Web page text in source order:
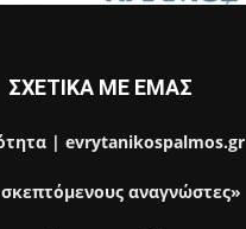
ΣΧΕΤΙΚΑ ΜΕ ΕΜΑΣ
| evrytanikospalmos.gr
αναγνώστες»